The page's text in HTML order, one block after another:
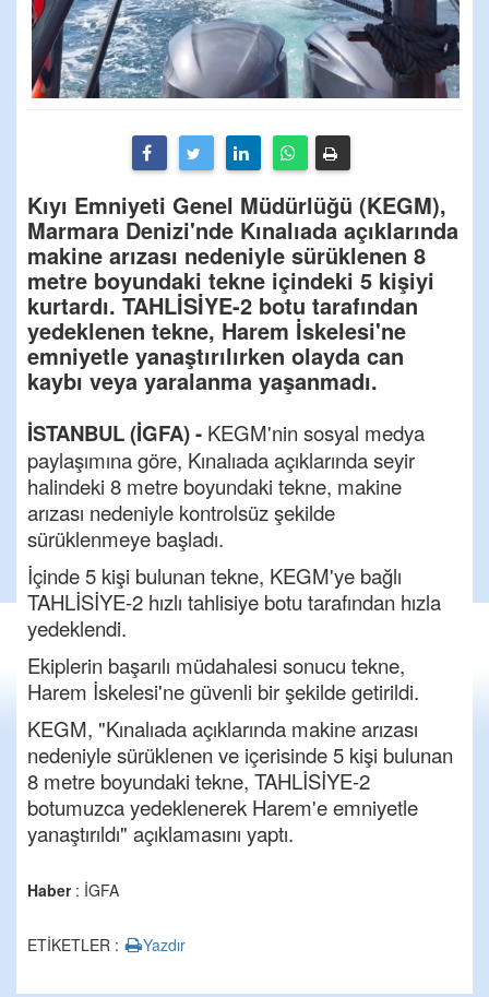
Kıyı Emniyeti Genel Müdürlüğü (KEGM),
Marmara Denizi'nde Kınalıada açıklarında
makine arızası nedeniyle sürüklenen 8
metre boyundaki tekne içindeki 5 kişiyi
kurtardı. TAHLİSİYE-2 botu tarafından
yedeklenen tekne, Harem İskelesi'ne
emniyetle yanaştırılırken olayda can
kaybı veya yaralanma yaşanmadı.
İSTANBUL (İGFA) - KEGM'nin sosyal medya
paylaşımına göre, Kınalıada açıklarında seyir
halindeki 8 metre boyundaki tekne, makine
arızası nedeniyle kontrolsüz şekilde
sürüklenmeye başladı.
İçinde 5 kişi bulunan tekne, KEGM'ye bağlı
TAHLİSİYE-2 hızlı tahlisiye botu tarafından hızla
yedeklendi.
Ekiplerin başarılı müdahalesi sonucu tekne,
Harem İskelesi'ne güvenli bir şekilde getirildi.
KEGM, "Kınalıada açıklarında makine arızası
nedeniyle sürüklenen ve içerisinde 5 kişi bulunan
8 metre boyundaki tekne, TAHLİSİYE-2
botumuzca yedeklenerek Harem'e emniyetle
yanaştırıldı" açıklamasını yaptı.
Haber: İGFA
ETİKETLER : Yazdır